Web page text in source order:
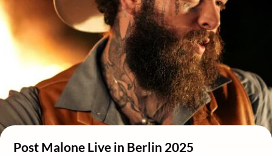
Post Malone Live in Berlin 2025